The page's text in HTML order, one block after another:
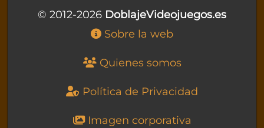
© 2012-2026 DoblajeVideojuegos.es
Sobre la web
Quienes somos
Política de Privacidad
Imagen corporativa